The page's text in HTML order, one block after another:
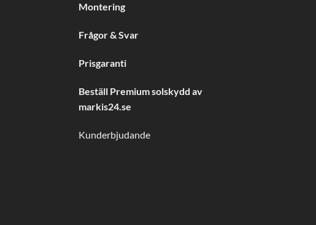
Montering
Frågor & Svar
Prisgaranti
Beställ Premium solskydd av
markis24.se
Kunderbjudande